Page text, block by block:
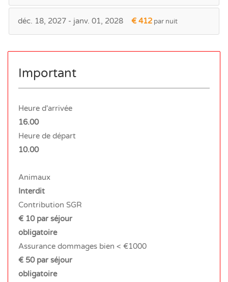
déc. 18, 2027 - janv. 01, 2028 € 412 par nuit
Important
Heure d'arrivée
16.00
Heure de départ
10.00
Animaux
Interdit
Contribution SGR
€ 10 par séjour
obligatoire
Assurance dommages bien < €1000
€ 50 par séjour
obligatoire